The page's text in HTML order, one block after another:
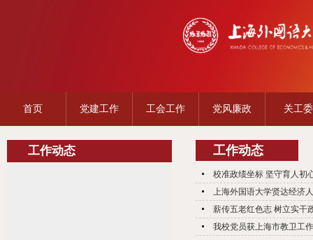
首页 党建工作 工会工作 党风廉政 关工委
工作动态 工作动态
校准政绩坐标 坚守育人初
上海外国语大学贤达经济
薪传五老红色志 树立实
我校党员获上海市教卫工